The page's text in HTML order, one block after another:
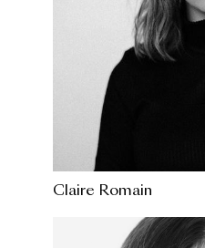
Claire Romain